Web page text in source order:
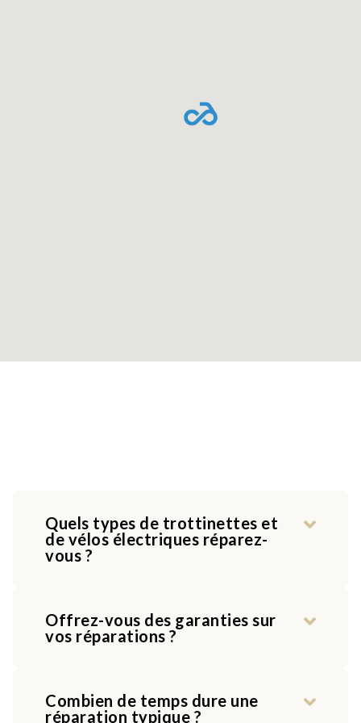
Quels types de trottinettes et
de vélos électriques réparez-
vous ?
Offrez-vous des garanties sur
vos réparations ?
Combien de temps dure une
réparation typique ?